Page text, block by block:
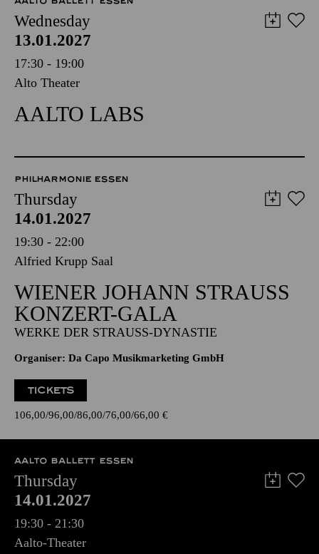
Wednesday
13.01.2027
17:30 - 19:00
Alto Theater
AALTO LABS
PHILHARMONIE ESSEN
Thursday
14.01.2027
19:30 - 22:00
Alfried Krupp Saal
WIENER JOHANN STRAUSS K
ONZERT-GALA
WERKE DER STRAUSS-DYNASTIE
Organiser: Da Capo Musikmarketing GmbH
TICKETS
106,00 96,00 86,00 76,00 66,00 €
AALTO BALLETT ESSEN
Thursday
14.01.2027
19:30 - 21:30
Aalto-Theater